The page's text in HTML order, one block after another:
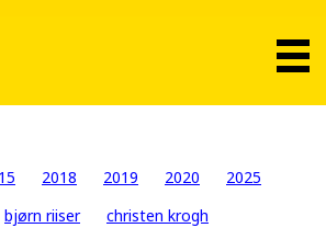
2018 2019 2020
2025
bjørn riiser
christen krogh